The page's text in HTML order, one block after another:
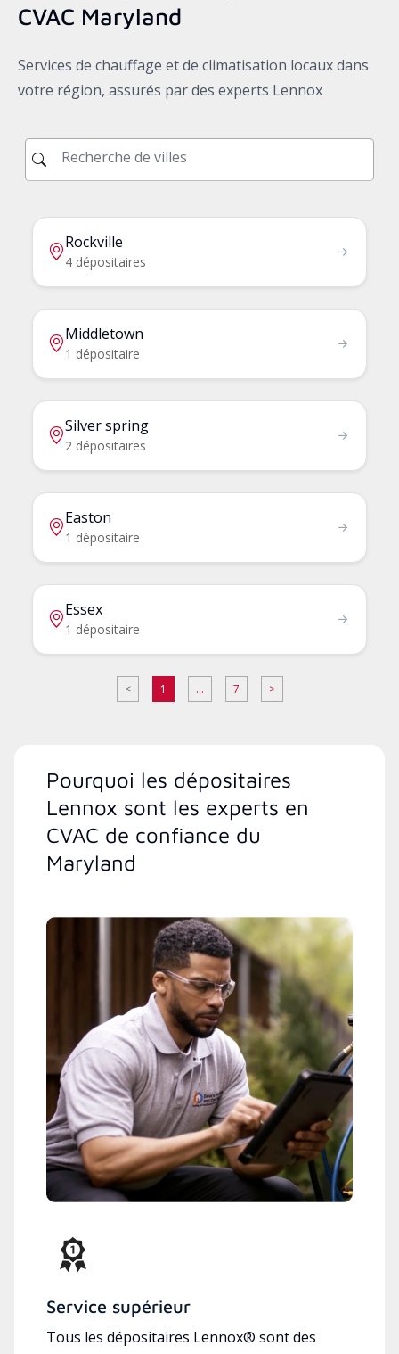
CVAC Maryland
Services de chauffage et de climatisation locaux dans
votre région, assurés par des experts Lennox
Rockville
4 dépositaires
Middletown
1 dépositaire
Silver spring
2 dépositaires
Easton
1 dépositaire
Essex
1 dépositaire
< 1 ... 7 >
Pourquoi les dépositaires
Lennox sont les experts en
CVAC de confiance du
Maryland
Service supérieur
Tous les dépositaires Lennox® sont des